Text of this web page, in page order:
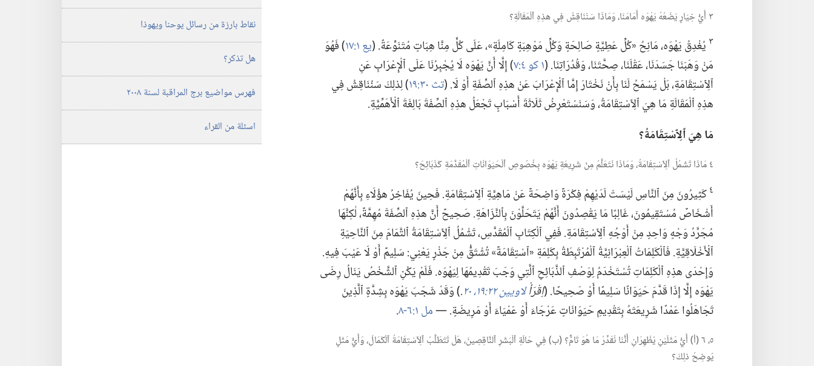
٣ أَيُّ خِيَارٍ يَضَعُهُ يَهْوَه أَمَامَنَا،‏ وَمَاذَا سَنُنَاقِشُ فِي هذِهِ ٱلْمَقَالَةِ؟‏
٣ يُغْدِقُ يَهْوَه،‏ مَانِحُ «كُلِّ عَطِيَّةٍ صَالِحَةٍ وَكُلِّ مَوْهِبَةٍ كَامِلَةٍ»،‏ عَلَى كُلٍّ مِنَّا هِبَاتٍ مُتَنَوِّعَةً.‏ (‏يع ١:‏١٧
‏)‏ فَهُوَ
مَنْ وَهَبَنَا جَسَدَنَا،‏ عَقْلَنَا،‏ صِحَّتَنَا،‏ وَقُدُرَاتِنَا.‏ (‏١ كو ٤:‏٧
‏)‏ إِلَّا أَنَّ يَهْوَه لَا يُجْبِرُنَا عَلَى ٱلْإِعْرَابِ عَنِ
ٱلِٱسْتِقَامَةِ،‏ بَلْ يَسْمَحُ لَنَا بِأَنْ نَخْتَارَ إِمَّا ٱلْإِعْرَابَ عَنْ هذِهِ ٱلصِّفَةِ أَوْ لَا.‏ (‏تث ٣٠:‏١٩
‏)‏ لِذلِكَ سَنُنَاقِشُ فِي
هذِهِ ٱلْمَقَالَةِ مَا هِيَ ٱلِٱسْتِقَامَةُ،‏ وَسَنَسْتَعْرِضُ ثَلَاثَةَ أَسْبَابٍ تَجْعَلُ هذِهِ ٱلصِّفَةَ بَالِغَةَ ٱلْأَهَمِّيَّةِ.‏
مَا هِيَ ٱلِٱسْتِقَامَةُ؟‏
٤ مَاذَا تَشْمُلُ ٱلِٱسْتِقَامَةُ،‏ وَمَاذَا نَتَعَلَّمُ مِنْ شَرِيعَةِ يَهْوَه بِخُصُوصِ ٱلْحَيَوَانَاتِ ٱلْمُقَدَّمَةِ كَذَبَائِحَ؟‏
٤كَثِيرُونَ مِنَ ٱلنَّاسِ لَيْسَتْ لَدَيْهِمْ فِكْرَةٌ وَاضِحَةٌ عَنْ مَاهِيَّةِ ٱلِٱسْتِقَامَةِ.‏ فَحِينَ يُفَاخِرُ هؤُلَاءِ بِأَنَّهُمْ
أَشْخَاصٌ مُسْتَقِيمُونَ،‏ غَالِبًا مَا يَقْصِدُونَ أَنَّهُمْ يَتَحَلَّوْنَ بِٱلنَّزَاهَةِ.‏ صَحِيحٌ أَنَّ هذِهِ ٱلصِّفَةَ مُهِمَّةٌ،‏ لٰكِنَّهَا
مُجَرَّدُ وَجْهٍ وَاحِدٍ مِنْ أَوْجُهِ ٱلِٱسْتِقَامَةِ.‏ فَفِي ٱلْكِتَابِ ٱلْمُقَدَّسِ،‏ تَشْمُلُ ٱلِٱسْتِقَامَةُ ٱلتَّمَامَ مِنَ ٱلنَّاحِيَةِ
ٱلْأَخْلَاقِيَّةِ.‏ فَٱلْكَلِمَاتُ ٱلْعِبْرَانِيَّةُ ٱلْمُرْتَبِطَةُ بِكَلِمَةِ «ٱسْتِقَامَةٌ» تُشْتَقُّ مِنْ جَذْرٍ يَعْنِي:‏ سَلِيمٌ أَوْ لَا عَيْبَ فِيهِ.‏
وَإِحْدَى هذِهِ ٱلْكَلِمَاتِ تُسْتَخْدَمُ لِوَصْفِ ٱلذَّبَائِحِ ٱلَّتِي وَجَبَ تَقْدِيمُهَا لِيَهْوَه.‏ فَلَمْ يَكُنِ ٱلشَّخْصُ يَنَالُ رِضَى
يَهْوَه إِلَّا إِذَا قَدَّمَ حَيَوَانًا سَلِيمًا أَوْ صَحِيحًا.‏ (‏اِقْرَأْلاويين ٢٢:‏١٩،‏ ٢٠ ‏.‏‏)‏ وَقَدْ شَجَبَ يَهْوَه بِشِدَّةٍ ٱلَّذِينَ
تَجَاهَلُوا عَمْدًا شَرِيعَتَهُ بِتَقْدِيمِ حَيَوَانَاتٍ عَرْجَاءَ أَوْ عَمْيَاءَ أَوْ مَرِيضَةٍ.‏ —‏مل ١:‏٦-‏٨ ‏.‏
٥،‏ ٦ (‏أ)‏ أَيُّ مَثَلَيْنِ يُظْهِرَانِ أَنَّنَا نُقَدِّرُ مَا هُوَ تَامٌّ؟‏ (‏ب)‏ فِي حَالَةِ ٱلْبَشَرِ ٱلنَّاقِصِينَ،‏ هَلْ تَتَطَلَّبُ ٱلِٱسْتِقَامَةُ ٱلْكَمَالَ،‏ وَأَيُّ مَثَلٍ
يُوضِحُ ذلِكَ؟‏
نقاط بارزة من رسائل يوحنا ويهوذا
هل تذكر؟‏
فهرس مواضيع برج المراقبة لسنة ٢٠٠٨
اسئلة من القراء